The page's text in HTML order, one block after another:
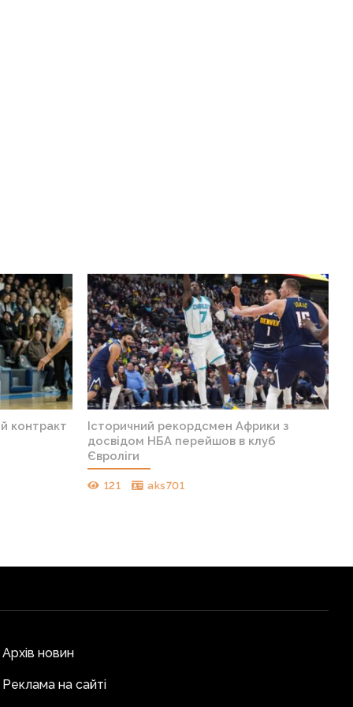
контракт
Історичний рекордсмен Африки з
досвідом НБА перейшов в клуб
Євроліги
121 aks701
Архів новин
Реклама на сайті